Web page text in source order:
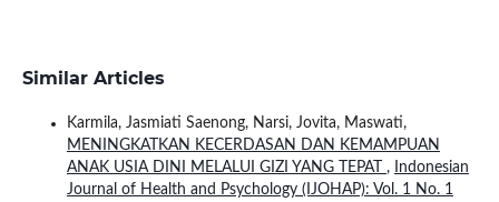
Similar Articles
Karmila, Jasmiati Saenong, Narsi, Jovita, Maswati,
MENINGKATKAN KECERDASAN DAN KEMAMPUAN
ANAK USIA DINI MELALUI GIZI YANG TEPAT ,
Indonesian
Journal of Health and Psychology (IJOHAP): Vol. 1 No. 1